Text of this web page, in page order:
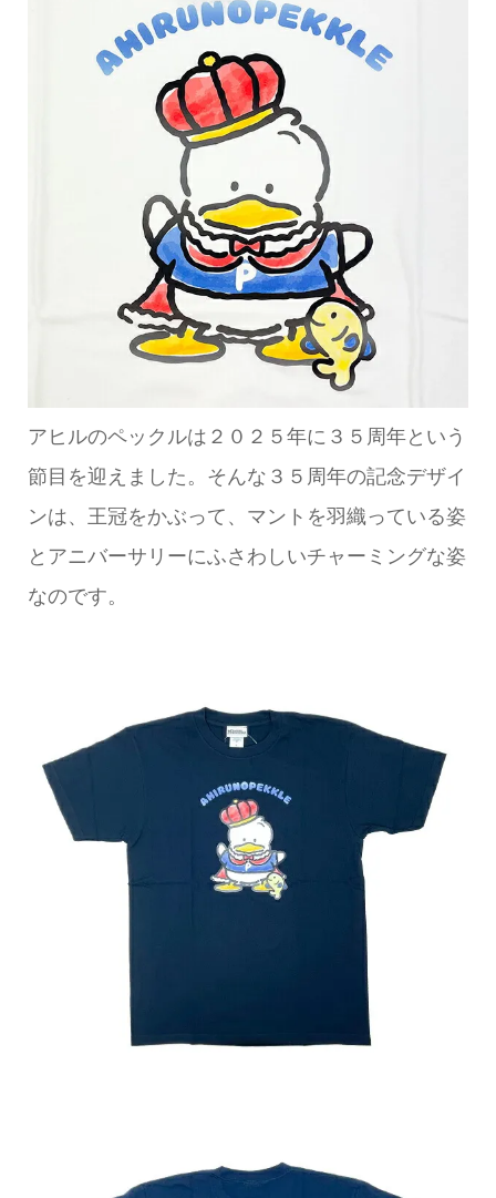
アヒルのペックルは２０２５年に３５周年という
節目を迎えました。そんな３５周年の記念デザイ
ンは、王冠をかぶって、マントを羽織っている姿
とアニバーサリーにふさわしいチャーミングな姿
なのです。